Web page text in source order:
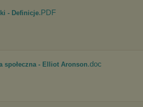
- Definicje.PDF
społeczna - Elliot Aronson.doc